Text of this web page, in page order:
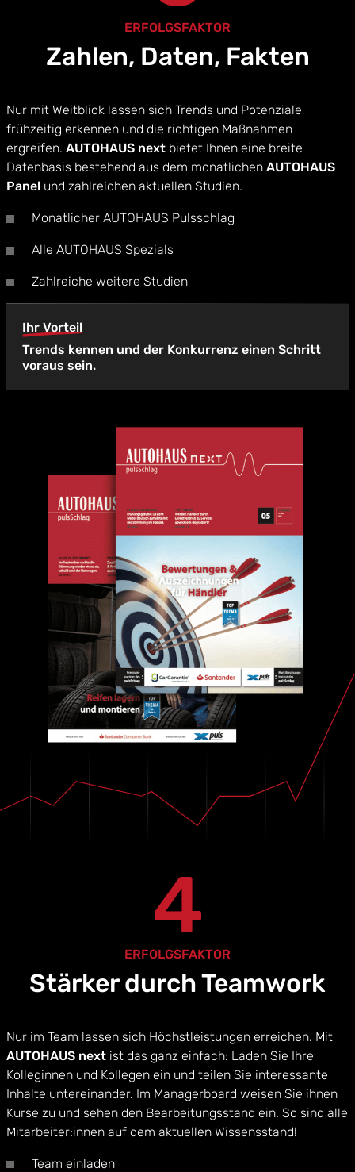
ERFOLGSFAKTOR
Zahlen, Daten, Fakten
Nur mit Weitblick lassen sich Trends und Potenziale
frühzeitig erkennen und die richtigen Maßnahmen
ergreifen. AUTOHAUS next bietet Ihnen eine breite
Datenbasis bestehend aus dem monatlichen AUTOHAUS
Panel und zahlreichen aktuellen Studien.
Monatlicher AUTOHAUS Pulsschlag
Alle AUTOHAUS Spezials
Zahlreiche weitere Studien
Ihr Vorteil
Trends kennen und der Konkurrenz einen Schritt
voraus sein.
4
ERFOLGSFAKTOR
Stärker durch Teamwork
Nur im Team lassen sich Höchstleistungen erreichen. Mit
AUTOHAUS next ist das ganz einfach: Laden Sie Ihre
Kolleginnen und Kollegen ein und teilen Sie interessante
Inhalte untereinander. Im Managerboard weisen Sie ihnen
Kurse zu und sehen den Bearbeitungsstand ein. So sind alle
Mitarbeiter:innen auf dem aktuellen Wissensstand!
Team einladen